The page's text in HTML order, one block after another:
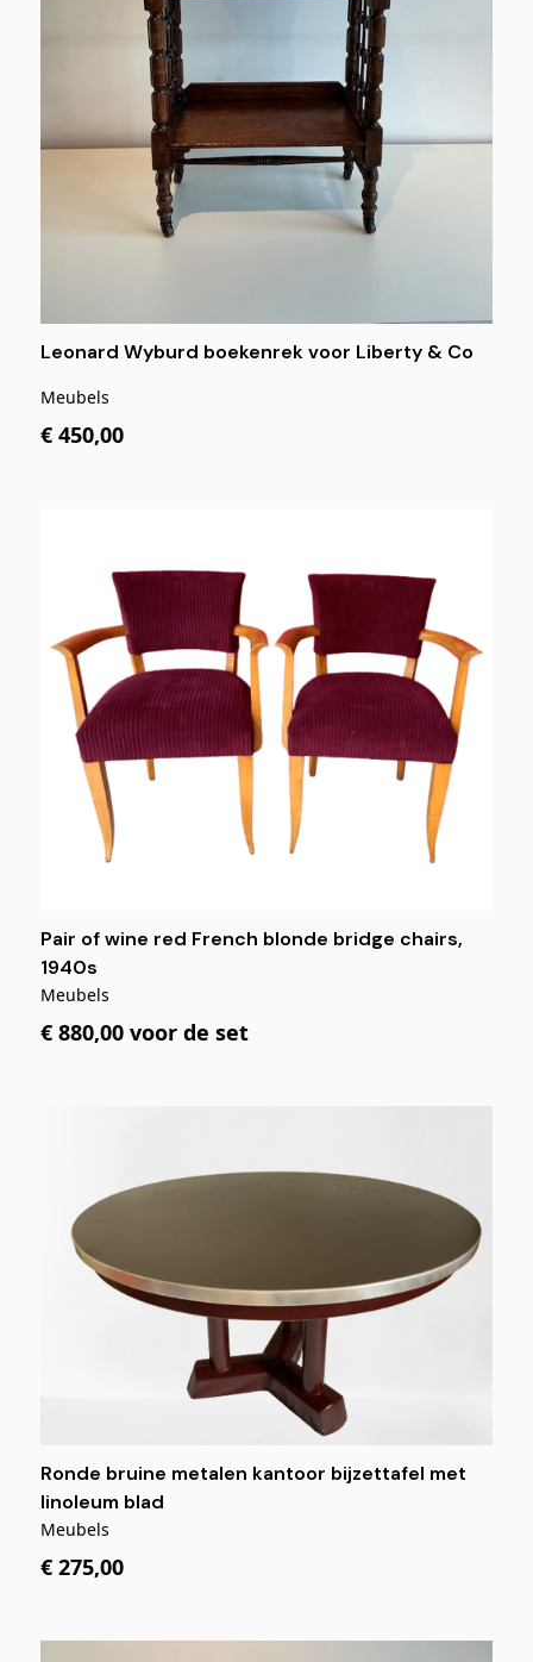
Leonard Wyburd boekenrek voor Liberty & Co
Meubels
€ 450,00
Pair of wine red French blonde bridge chairs,
1940s
Meubels
€ 880,00 voor de set
Ronde bruine metalen kantoor bijzettafel met
linoleum blad
Meubels
€ 275,00